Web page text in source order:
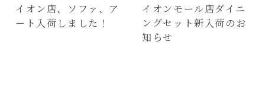
イオン店、ソファ、ア
ート入荷しました！
イオンモール店ダイニ
ングセット新入荷のお
知らせ